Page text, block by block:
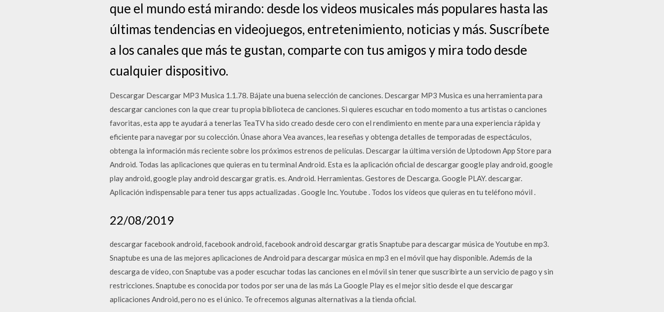
que el mundo está mirando: desde los videos musicales más populares hasta las
últimas tendencias en videojuegos, entretenimiento, noticias y más. Suscríbete
a los canales que más te gustan, comparte con tus amigos y mira todo desde
cualquier dispositivo.
Descargar Descargar MP3 Musica 1.1.78. Bájate una buena selección de canciones. Descargar MP3 Musica es una herramienta para
descargar canciones con la que crear tu propia biblioteca de canciones. Si quieres escuchar en todo momento a tus artistas o canciones
favoritas, esta app te ayudará a tenerlas TeaTV ha sido creado desde cero con el rendimiento en mente para una experiencia rápida y
eficiente para navegar por su colección. Únase ahora Vea avances, lea reseñas y obtenga detalles de temporadas de espectáculos,
obtenga la información más reciente sobre los próximos estrenos de películas. Descargar la última versión de Uptodown App Store para
Android. Todas las aplicaciones que quieras en tu terminal Android. Esta es la aplicación oficial de descargar google play android, google
play android, google play android descargar gratis. es. Android. Herramientas. Gestores de Descarga. Google PLAY. descargar.
Aplicación indispensable para tener tus apps actualizadas . Google Inc. Youtube . Todos los vídeos que quieras en tu teléfono móvil .
22/08/2019
descargar facebook android, facebook android, facebook android descargar gratis Snaptube para descargar música de Youtube en mp3.
Snaptube es una de las mejores aplicaciones de Android para descargar música en mp3 en el móvil que hay disponible. Además de la
descarga de vídeo, con Snaptube vas a poder escuchar todas las canciones en el móvil sin tener que suscribirte a un servicio de pago y sin
restricciones. Snaptube es conocida por todos por ser una de las más La Google Play es el mejor sitio desde el que descargar
aplicaciones Android, pero no es el único. Te ofrecemos algunas alternativas a la tienda oficial.